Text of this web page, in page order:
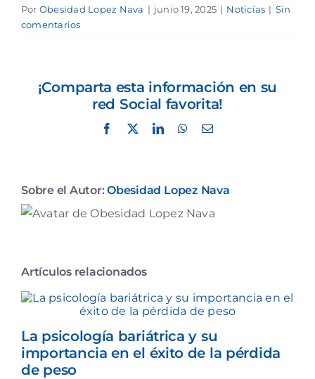
Por Obesidad Lopez Nava | junio 19, 2025 | Noticias | Sin
comentarios
¡Comparta esta información en su
red Social favorita!
Facebook
X LinkedInWhatsApp
Correo
Sobre el Autor:Obesidad Lopez Nava
Artículos relacionados
La psicología bariátrica y su
importancia en el éxito de la pérdida
de peso